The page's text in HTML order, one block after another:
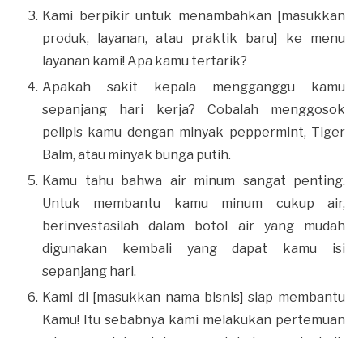
Kami berpikir untuk menambahkan [masukkan
produk, layanan, atau praktik baru] ke menu
layanan kami! Apa kamu tertarik?
Apakah sakit kepala mengganggu kamu
sepanjang hari kerja? Cobalah menggosok
pelipis kamu dengan minyak peppermint, Tiger
Balm, atau minyak bunga putih.
Kamu tahu bahwa air minum sangat penting.
Untuk membantu kamu minum cukup air,
berinvestasilah dalam botol air yang mudah
digunakan kembali yang dapat kamu isi
sepanjang hari.
Kami di [masukkan nama bisnis] siap membantu
Kamu! Itu sebabnya kami melakukan pertemuan